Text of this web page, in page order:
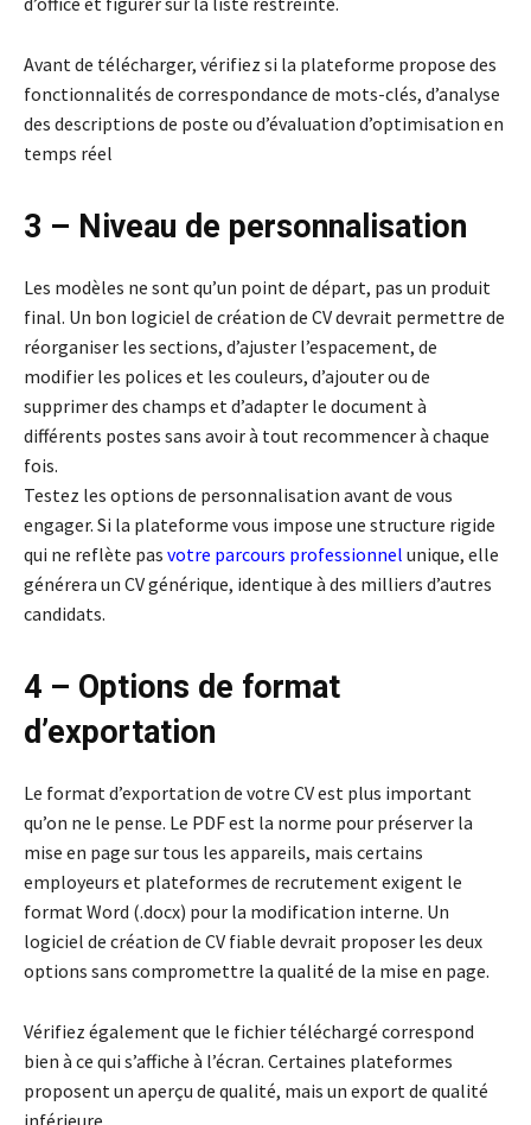
Avant de télécharger, vérifiez si la plateforme propose des
fonctionnalités de correspondance de mots-clés, d’analyse
des descriptions de poste ou d’évaluation d’optimisation en
temps réel
3 – Niveau de personnalisation
Les modèles ne sont qu’un point de départ, pas un produit
final. Un bon logiciel de création de CV devrait permettre de
réorganiser les sections, d’ajuster l’espacement, de
modifier les polices et les couleurs, d’ajouter ou de
supprimer des champs et d’adapter le document à
différents postes sans avoir à tout recommencer à chaque
fois.
Testez les options de personnalisation avant de vous
engager. Si la plateforme vous impose une structure rigide
qui ne reflète pas votre parcours professionnel unique, elle
générera un CV générique, identique à des milliers d’autres
candidats.
4 – Options de format
d’exportation
Le format d’exportation de votre CV est plus important
qu’on ne le pense. Le PDF est la norme pour préserver la
mise en page sur tous les appareils, mais certains
employeurs et plateformes de recrutement exigent le
format Word (.docx) pour la modification interne. Un
logiciel de création de CV fiable devrait proposer les deux
options sans compromettre la qualité de la mise en page.
Vérifiez également que le fichier téléchargé correspond
bien à ce qui s’affiche à l’écran. Certaines plateformes
proposent un aperçu de qualité, mais un export de qualité